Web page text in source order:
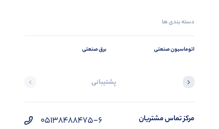
دسته بندی ها
اتوماسیون صنعتی برق صنعتی
پشتیبانی
مرکز تماس مشتریان 05138488475-6